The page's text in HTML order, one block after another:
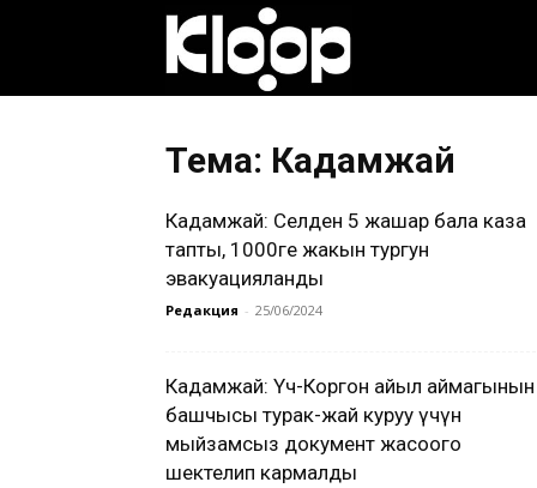
жаңылыктары
Тема: Кадамжай
Кадамжай: Селден 5 жашар бала каза
тапты, 1000ге жакын тургун
эвакуацияланды
Редакция - 25/06/2024
Кадамжай: Үч-Коргон айыл аймагынын
башчысы турак-жай куруу үчүн
мыйзамсыз документ жасоого
шектелип кармалды